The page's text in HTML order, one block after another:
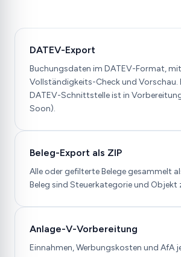
DATEV-Export
Buchungsdaten im DATEV-Format, mit
Vollständigkeits-Check und Vorschau.
DATEV-Schnittstelle ist in
Soon).
Beleg-Export als ZIP
Alle oder gefilterte Belege gesammelt
Beleg sind Steuerkategorie und Objekt
Anlage-V-Vorbereitung
Einnahmen, Werbungskosten und AfA